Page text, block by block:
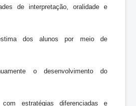
de interpretação, oralidade e
dos alunos por meio de
o desenvolvimento do
com estratégias diferenciadas e